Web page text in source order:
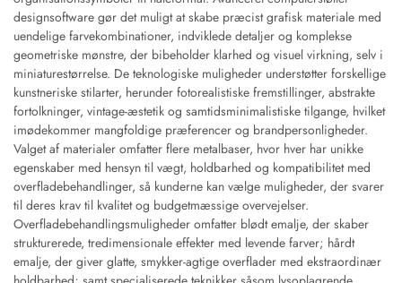
designsoftware gør det muligt at skabe præcist grafisk materiale med
uendelige farvekombinationer, indviklede detaljer og komplekse
geometriske mønstre, der bibeholder klarhed og visuel virkning, selv i
miniaturestørrelse. De teknologiske muligheder understøtter forskellige
kunstneriske stilarter, herunder fotorealistiske fremstillinger, abstrakte
fortolkninger, vintage-æstetik og samtidsminimalistiske tilgange, hvilket
imødekommer mangfoldige præferencer og brandpersonligheder.
Valget af materialer omfatter flere metalbaser, hvor hver har unikke
egenskaber med hensyn til vægt, holdbarhed og kompatibilitet med
overfladebehandlinger, så kunderne kan vælge muligheder, der svarer
til deres krav til kvalitet og budgetmæssige overvejelser.
Overfladebehandlingsmuligheder omfatter blødt emalje, der skaber
strukturerede, tredimensionale effekter med levende farver; hårdt
emalje, der giver glatte, smykker-agtige overflader med ekstraordinær